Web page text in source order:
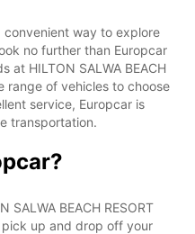
way to explore
no further than Europcar
at HILTON SALWA BEACH
range of vehicles to choose
service, Europcar is
transportation.
SALWA BEACH RESORT
pick up and drop off your